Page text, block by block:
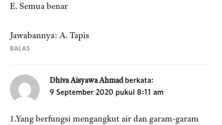
E. Semua benar
Jawabannya: A. Tapis
BALAS
Dhiva Aisyawa Ahmad berkata:
9 September 2020 pukul 8:11 am
1.Yang berfungsi mengangkut air dan garam-garam